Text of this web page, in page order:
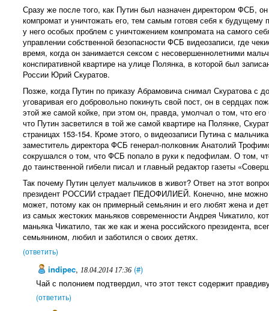
Сразу же после того, как Путин был назначен директором ФСБ,
компромат и уничтожать его, тем самым готовя себя к
у него особых проблем с уничтожением компромата на самого
управлении собственной безопасности ФСБ видеозаписи, где
время, когда он занимается сексом с несовершеннолетними
конспиративной квартире на улице Полянка, в которой был
России Юрий Скуратов.
Позже, когда Путин по приказу Абрамовича снимал Скуратова с
уговаривая его добровольно покинуть свой пост, он в сердцах
этой же самой койке, при этом он, правда, умолчал о том, что
что Путин засветился в той же самой квартире на Полянке,
страницах 153-154. Кроме этого, о видеозаписи Путина с
заместитель директора ФСБ генерал-полковник Анатолий
сокрушался о том, что ФСБ попало в руки к педофилам. О том,
до таинственной гибели писал и главный редактор газеты
Так почему Путин целует мальчиков в живот? Ответ на этот
президент РОССИИ страдает ПЕДОФИЛИЕЙ. Конечно, мне можно
может, потому как он примерный семьянин и его любят жена и
из самых жестоких маньяков современности Андрея Чикатило,
маньяка Чикатило, так же как и жена российского президента,
семьянином, любил и заботился о своих детях.
(ответить)
indipec, 18.04.2014 17:36 (#)
Чай с полонием подтвердил, что этот текст содержит
(ответить)